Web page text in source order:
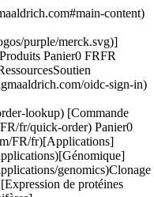
www.sigmaaldrich.com/deepweb/assets/sigmaaldrich/product/images/352/091/ef743cea-ccd8-44f1-8f3b-dec5a1e4f5d1/640/ef743cea-ccd8-44f1-8f3b-dec5a1e4f5d1.jpg) \ Roche \ 11417959001 \ SuRE/Cut™ Buffer A](https://www.sigmaaldrich.com/FR/fr/product/roche/11417959001) Aperçu rapide [![Xba I from recombinant E.Coli](https://www.sigmaaldrich.com/deepweb/assets/sigmaaldrich/product/images/134/118/4b31ef78-2405-48bf-aa47-37116ef0bd4c/640/4b31ef78-2405-48bf-aa47-37116ef0bd4c.jpg) \ Roche \ XBAI-RO \ Xba I](https://www.sigmaaldrich.com/FR/fr/product/roche/xbairo) Aperçu rapide [![Réactif de transfection d’ADN X-tremeGENE™ HP High-performance polymer reagent for transfecting many cell lines](https://www.sigmaaldrich.com/deepweb/assets/sigmaaldrich/product/images/692/303/5faf5dfd-8ee1-4e6a-a9e7-307f9550e79d/640/5faf5dfd-8ee1-4e6a-a9e7-307f9550e79d.jpg) \ Roche \ XTGHP-RO \ Réactif de transfection d′ADN X-tremeGENE™ HP](https://www.sigmaaldrich.com/FR/fr/product/roche/xtghpro) Aperçu rapide [![X-tremeGENE™ 360 Transfection Reagent Universal polymer reagent for delivering DNA, siRNA, miRNA and CRISPR/RNP to many cell lines](https://www.sigmaaldrich.com/deepweb/assets/sigmaaldrich/product/images/674/981/75e1e62d-e14d-4679-bf08-7c061570067d/640/75e1e62d-e14d-4679-bf08-7c061570067d.jpg) \ Roche \ XTG360-RO \ X-tremeGENE™ 360 Transfection Reagent](https://www.sigmaaldrich.com/FR/fr/product/roche/xtg360ro) Aperçu rapide [![Réactif de transfection d’ADN X-tremeGENE™ 9 Polymer reagent for transfecting common cell lines](https://www.sigmaaldrich.com/deepweb/assets/sigmaaldrich/product/images/389/482/88dc320e-930c-45e5-af64-e0d8b1895968/640/88dc320e-930c-45e5-af64-e0d8b1895968.jpg) \ Roche \ XTG9-RO \ Réactif de transfection d′ADN X-tremeGENE™ 9](https://www.sigmaaldrich.com/FR/fr/product/roche/xtg9ro) Aperçu rapide [![pSF-CMV-NEO-NH2-PPT-3XFLAG (plasmid vector for molecular cloning)](https://www.sigmaaldrich.com/deepweb/assets/sigmaaldrich/product/images/172/092/882627d4-30f4-4950-8e3b-acb21a6e893c/640/882627d4-30f4-4950-8e3b-acb21a6e893c.jpg) \ Sigma-Aldrich \ OGS626 \ pSF-CMV-NEO-NH2-PPT-3XFLAG](https://www.sigmaaldrich.com/FR/fr/product/sigma/ogs626) Aperçu rapide * * * ## Catégories à la une [![Un thermomètre mesurant la température d'un liquide bleu limpide contenu dans un récipient en verre.](https://www.sigmaaldrich.com/content/dam/cms-commons/sigmaaldrich/marketing/global/images/categories/biochemistry/biological-buffer-solution-in-beaker.jpg "Tampons biologiques")](https://www.sigmaaldrich.com/FR/fr/products/chemistry-and-biochemicals/biochemicals/biological-buffers) [Tampons biologiques](https://www.sigmaaldrich.com/FR/fr/products/chemistry-and-biochemicals/biochemicals/biological-buffers) Notre vaste gamme de tampons biologiques de haute pureté, disponibles dans diverses formulations et conditionnements, garantit une stabilité optimale des solutions et un contrôle précis du pH tout au long de vos applications de bioprocédés. [Voir les produits](https://www.sigmaaldrich.com/FR/fr/products/chemistry-and-biochemicals/biochemicals/biological-buffers) [![Gros plan sur un laboratoire éclairé d'une lumière bleue. L'attention se porte sur un petit objet rectangulaire lumineux qui émet une lumière rouge-rosâtre. L'objet est posé sur un autre appareil à la surface sombre.](https://www.sigmaaldrich.com/content/dam/cms-commons/sigmaaldrich/marketing/global/images/categories/biochemistry/agarose-lightbox.jpg "agarose")](https://www.sigmaaldrich.com/FR/fr/products/chemistry-and-biochemicals/biochemicals/agarose) [agarose](https://www.sigmaaldrich.com/FR/fr/products/chemistry-and-biochemicals/biochemicals/agarose) Nous proposons une large gamme de produits à base d'agarose présentant différentes consistances de gel, températures de fusion, températures de gélification et niveaux d'électroendosmose (EEO) afin de répondre aux besoins de vos applications de recherche. [Voir les produits](https://www.sigmaaldrich.com/FR/fr/products/chemistry-and-biochemicals/biochemicals/agarose) * * * Présentati